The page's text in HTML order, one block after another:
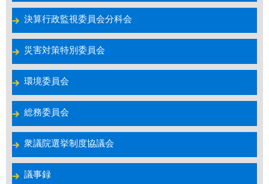
決算行政監視委員会分科会
災害対策特別委員会
環境委員会
総務委員会
衆議院選挙制度協議会
議事録